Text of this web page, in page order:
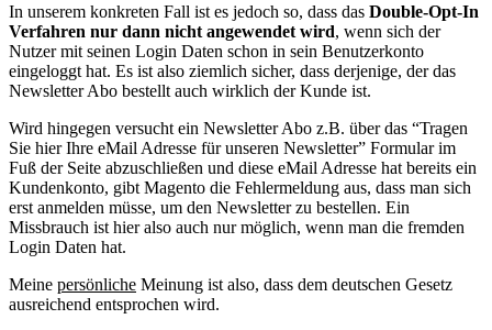
In unserem konkreten Fall ist es jedoch so, dass das Double-Opt-In
Verfahren nur dann nicht angewendet wird, wenn sich der
Nutzer mit seinen Login Daten schon in sein Benutzerkonto
eingeloggt hat. Es ist also ziemlich sicher, dass derjenige, der das
Newsletter Abo bestellt auch wirklich der Kunde ist.
Wird hingegen versucht ein Newsletter Abo z.B. über das “Tragen
Sie hier Ihre eMail Adresse für unseren Newsletter” Formular im
Fuß der Seite abzuschließen und diese eMail Adresse hat bereits ein
Kundenkonto, gibt Magento die Fehlermeldung aus, dass man sich
erst anmelden müsse, um den Newsletter zu bestellen. Ein
Missbrauch ist hier also auch nur möglich, wenn man die fremden
Login Daten hat.
Meine persönliche Meinung ist also, dass dem deutschen Gesetz
ausreichend entsprochen wird.